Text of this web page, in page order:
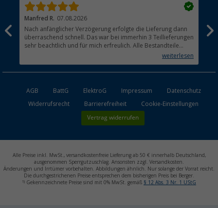
Manfred R. 07.08.2026
Nach anfänglicher Verzögerung erfolgte die Lieferung dann
überraschend schnell. Das war bei immerhin 3 Teillieferungen
sehr beachtlich und für mich erfreulich. Alle Bestandteile
waren gut verpackt und in Ordnung. Das Gerät (Gasgrill)weiterlesen
AGB BattG ElektroG Impressum
Datenschutz
Widerrufsrecht
Barrierefreiheit Cookie-Einstellungen
Vertrag widerrufen
Alle Preise inkl. MwSt., versandkostenfreie Lieferung ab 50 € innerhalb Deutschland,
ausgenommen Sperrgutzuschlag. Ansonsten zzgl. Versandkosten.
Änderungen und Irrtümer vorbehalten. Abbildungen ähnlich. Nur solange der Vorrat reicht.
Die durchgestrichenen Preise entsprechen dem bisherigen Preis bei Berger.
1) Gekennzeichnete Preise sind mit 0% MwSt. gemäß § 12 Abs. 3 Nr. 1 UStG